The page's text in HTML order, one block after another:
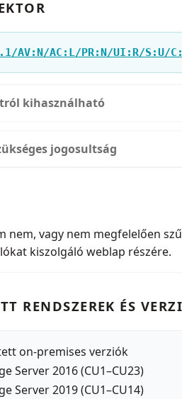
AV:N/AC:L/PR:N/UI:R/S:U/
kihasználható
jogosultság
nem, vagy nem megfelelően
kiszolgáló weblap részére.
RENDSZEREK ÉS
on-premises verziók
Server 2016 (CU1–CU23)
Server 2019 (CU1–CU14)